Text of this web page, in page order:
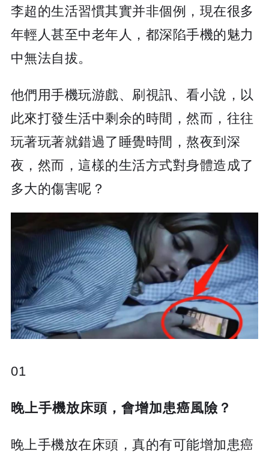
李超的生活習慣其實并非個例，現在很多
年輕人甚至中老年人，都深陷手機的魅力
中無法自拔。
他們用手機玩游戲、刷視訊、看小說，以
此來打發生活中剩余的時間，然而，往往
玩著玩著就錯過了睡覺時間，熬夜到深
夜，然而，這樣的生活方式對身體造成了
多大的傷害呢？
01
晚上手機放床頭，會增加患癌風險？
晚上手機放在床頭，真的有可能增加患癌